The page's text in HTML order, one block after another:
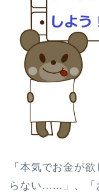
「本気でお金が
らない……」、「